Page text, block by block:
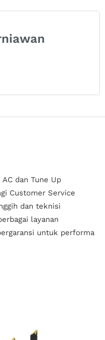
dan Tune Up
Customer Service
dan teknisi
layanan
untuk performa